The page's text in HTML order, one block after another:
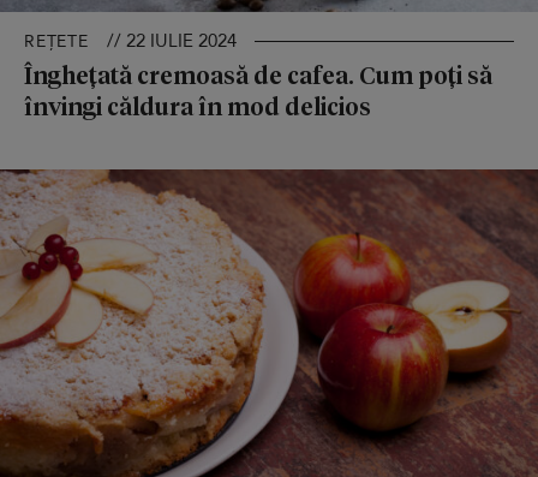
REȚETE // 22 IULIE 2024
Înghețată cremoasă de cafea. Cum poți să
învingi căldura în mod delicios